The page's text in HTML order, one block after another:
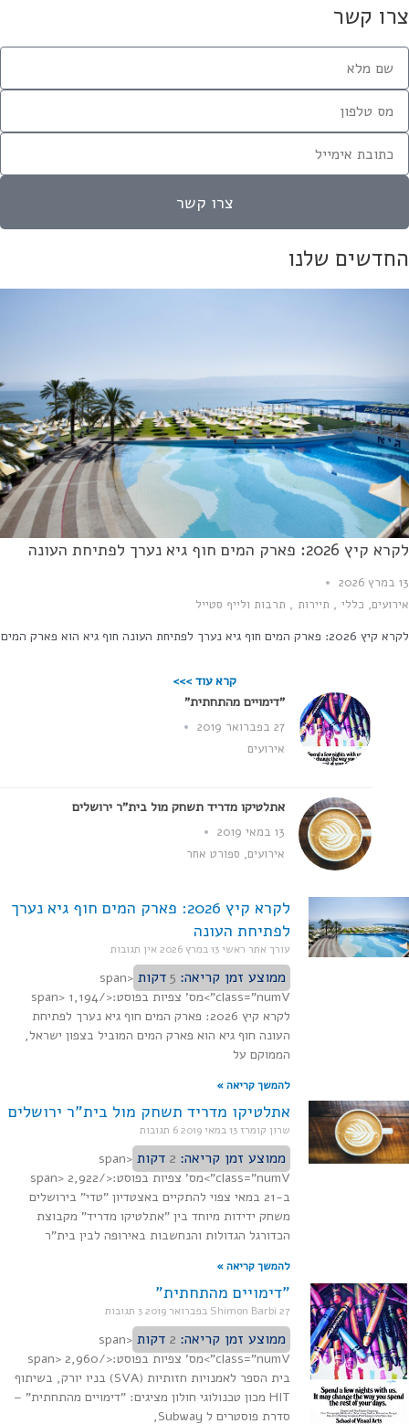
שלנו
פארק המים חוף גיא נערך לפתיחת העונה
,כללי , תיירות , תרבות ולייף סטייל
המים חוף גיא נערך לפתיחת העונה חוף גיא הוא פארק המים
קרא עוד >>>
"דימויים מהתחתית"
27 בפברואר 2019
אירועים
אתלטיקו מדריד תשחק מול בית"ר ירושלים
13 במאי 2019
אירועים,ספורט אחר
לקרא קיץ 2026: פארק המים חוף גיא נערך
לפתיחת העונה
עורך אתר ראשי13 במרץ 2026 אין תגובות
ממוצע זמן קריאה:5 דקות
<span
class="numV">מס' צפיות בפוסט:</span> 1,194
לקרא קיץ 2026: פארק המים חוף גיא נערך לפתיחת
העונה חוף גיא הוא פארק המים המוביל בצפון ישראל,
הממוקם על
להמשך קריאה »
אתלטיקו מדריד תשחק מול בית"ר ירושלים
שרון קומרז13 במאי 2019 6 תגובות
ממוצע זמן קריאה:2 דקות
<span
class="numV">מס' צפיות בפוסט:</span> 2,922
ב-21 במאי צפוי להתקיים באצטדיון "טדי" בירושלים
משחק ידידות מיוחד בין "אתלטיקו מדריד" מקבוצת
הכדורגל הגדולות והנחשבות באירופה לבין בית"ר
להמשך קריאה »
"דימויים מהתחתית"
Shimon Barbi27 בפברואר 2019 3 תגובות
ממוצע זמן קריאה:2 דקות
<span
class="numV">מס' צפיות בפוסט:</span> 2,960
בית הספר לאמנויות חזותיות (SVA) בניו יורק, בשיתוף
HIT מכון טכנולוגי חולון מציגים: "דימויים מהתחתית" –
סדרת פוסטרים ל Subway,
קשר
צרו קשר